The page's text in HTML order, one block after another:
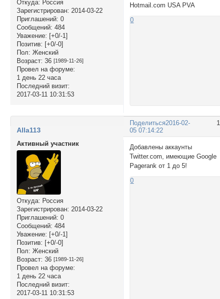
Откуда: Россия
Зарегистрирован: 2014-03-22
Приглашений: 0
Сообщений: 484
Уважение: [+0/-1]
Позитив: [+0/-0]
Пол: Женский
Возраст: 36 [1989-11-26]
Провел на форуме:
1 день 22 часа
Последний визит:
2017-03-11 10:31:53
Hotmail.com USA PVA
0
Поделиться2016-02-
05 07:14:22
Alla113
Активный участник
Откуда: Россия
Зарегистрирован: 2014-03-22
Приглашений: 0
Сообщений: 484
Уважение: [+0/-1]
Позитив: [+0/-0]
Пол: Женский
Возраст: 36 [1989-11-26]
Провел на форуме:
1 день 22 часа
Последний визит:
2017-03-11 10:31:53
Добавлены аккаунты
Twitter.com, имеющие Google
Pagerank от 1 до 5!
0